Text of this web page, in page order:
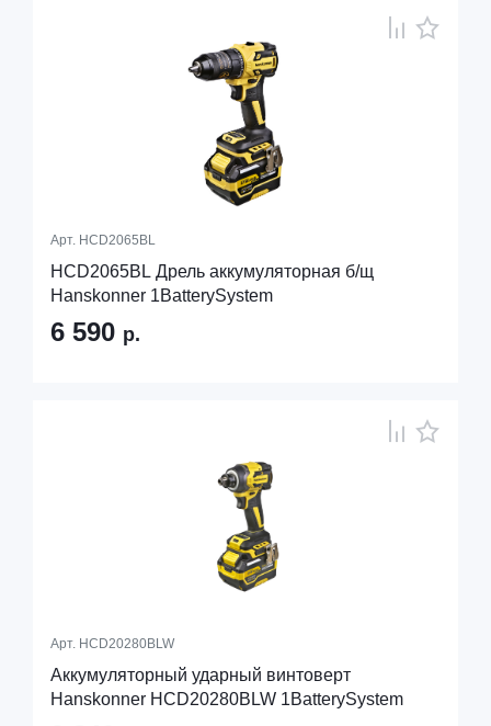
Арт. HCD2065BL
HCD2065BL Дрель аккумуляторная б/щ
Hanskonner 1BatterySystem
6 590 р.
Арт. HCD20280BLW
Аккумуляторный ударный винтоверт
Hanskonner HCD20280BLW 1BatterySystem